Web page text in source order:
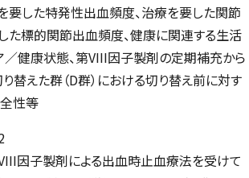
要した特発性出血頻度、治療を要した関節
た標的関節出血頻度、健康に関連する生活
／健康状態、第VIII因子製剤の定期補充から
替えた群（D群）における切り替え前に対す
性等
因子製剤による出血時止血療法を受けて